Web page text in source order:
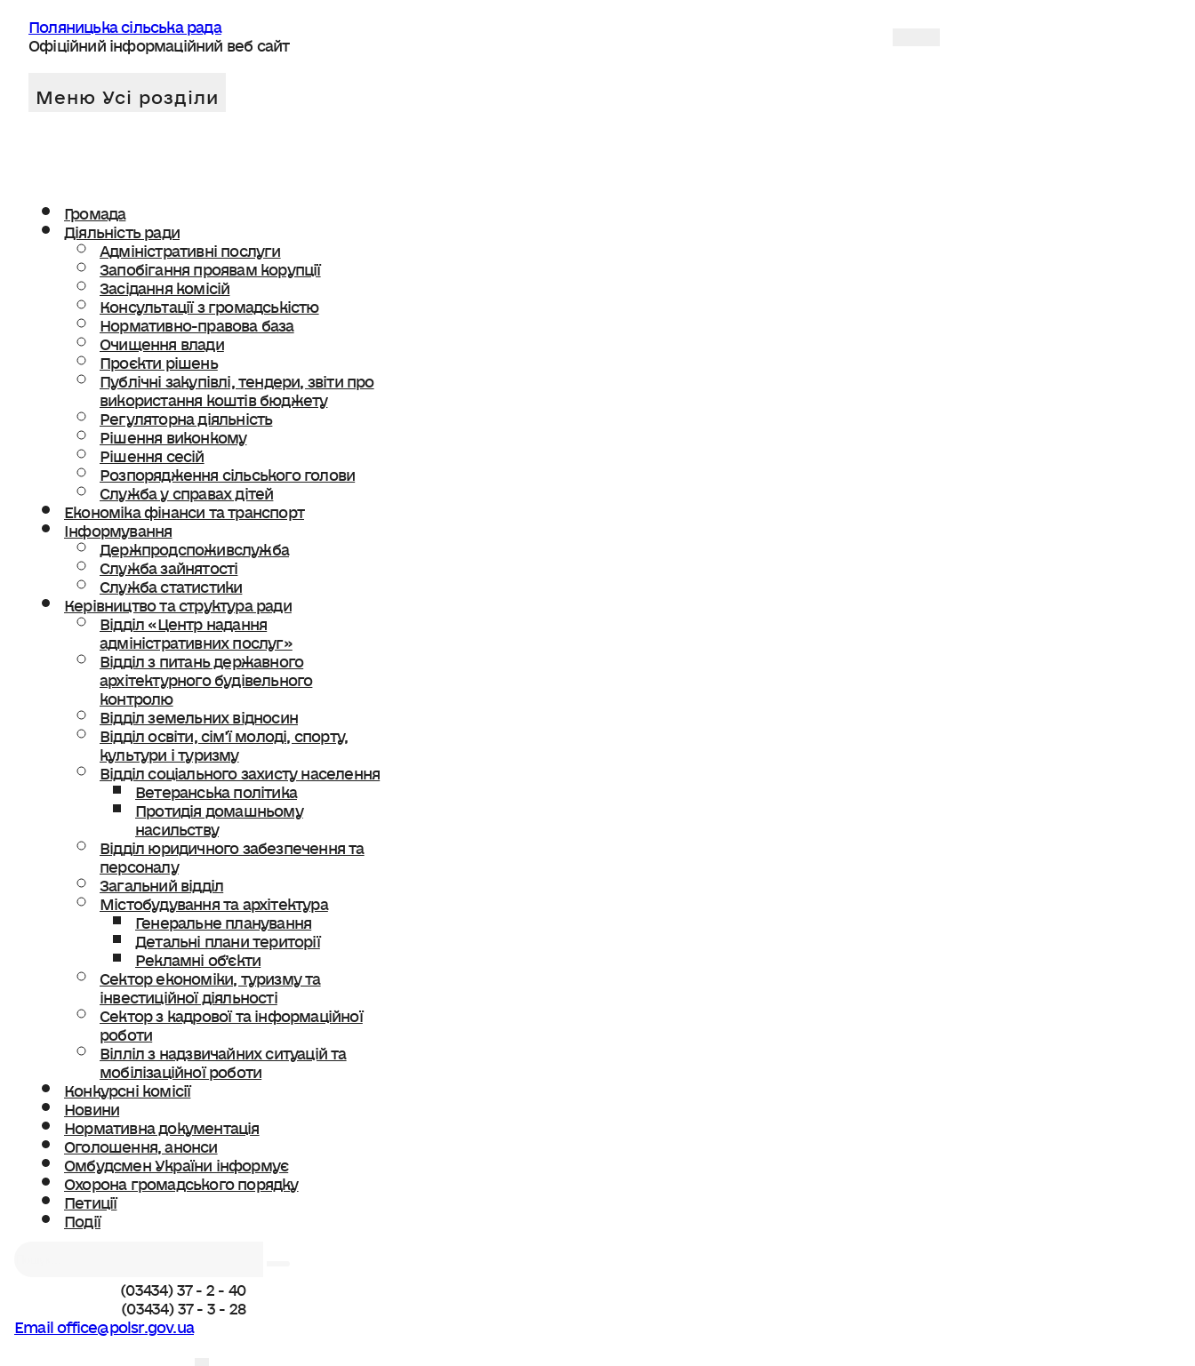
Поляницька сільська рада
Офіційний інформаційний веб сайт
Громада
Діяльність ради
Адміністративні послуги
Запобігання проявам корупції
Засідання комісій
Консультації з громадськістю
Нормативно-правова база
Очищення влади
Проєкти рішень
Публічні закупівлі, тендери, звіти про
використання коштів бюджету
Регуляторна діяльність
Рішення виконкому
Рішення сесій
Розпорядження сільського голови
Служба у справах дітей
Економіка фінанси та транспорт
Інформування
Держпродспоживслужба
Служба зайнятості
Служба статистики
Керівництво та структура ради
Відділ «Центр надання
адміністративних послуг»
Відділ з питань державного
архітектурного будівельного
контролю
Відділ земельних відносин
Відділ освіти, сімʼї молоді, спорту,
культури і туризму
Відділ соціального захисту населення
Ветеранська політика
Протидія домашньому
насильству
Відділ юридичного забезпечення та
персоналу
Загальний відділ
Містобудування та архітектура
Генеральне планування
Детальні плани території
Рекламні об’єкти
Сектор економіки, туризму та
інвестиційної діяльності
Сектор з кадрової та інформаційної
роботи
Вілліл з надзвичайних ситуацій та
мобілізаційної роботи
Конкурсні комісії
Новини
Нормативна документація
Оголошення, анонси
Омбудсмен України інформує
Охорона громадського порядку
Петиції
Події
(03434) 37 - 2 - 40
(03434) 37 - 3 - 28
Email office@polsr.gov.ua